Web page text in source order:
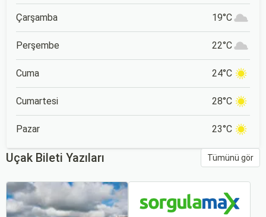
Çarşamba 19°C
Perşembe 22°C
Cuma 24°C
Cumartesi 28°C
Pazar 23°C
Uçak Bileti Yazıları Tümünü gör